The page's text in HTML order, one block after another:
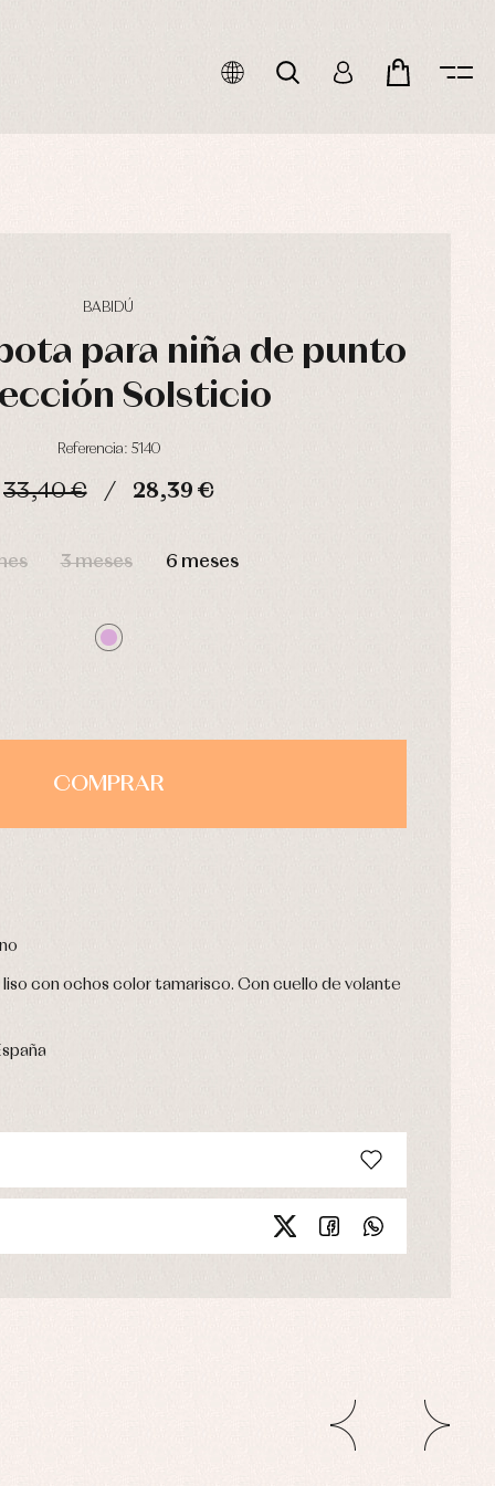
BABIDÚ
para niña de punto
Solsticio
Referencia: 5140
33,40 € 28,39 €
3 meses 6 meses
COMPRAR
con ochos color tamarisco. Con cuello de volante